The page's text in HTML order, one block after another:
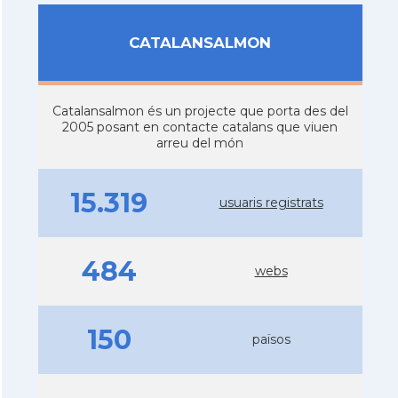
CATALANSALMON
Catalansalmon és un projecte que porta des del
2005 posant en contacte catalans que viuen
arreu del món
15.319 usuaris registrats
484 webs
150 països